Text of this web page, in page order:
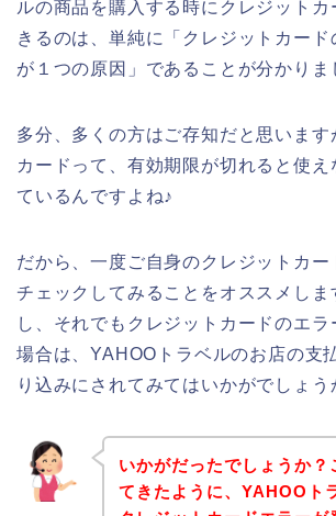
ルの商品を購入する時にクレジットカ
きるのは、単純に「クレジットカード
が１つの原因」であることが分かりま
多分、多くの方はご存知だと思います
カードって、有効期限が切れると使え
ているんですよね♪
だから、一度ご自身のクレジットカー
チェックしてみることをオススメしま
し、それでもクレジットカードのエラ
場合は、YAHOOトラベルのお店の支
り込みにされてみてはいかがでしょう
いかがだったでしょうか？
てきたように、YAHOOト